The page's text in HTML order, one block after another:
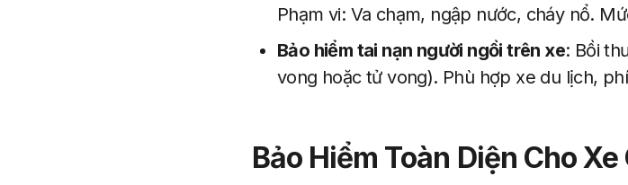
Phạm vi: Va chạm, ngập nước, cháy nổ.
Bảo hiểm tai nạn người ngồi trên xe: Bồi
vong hoặc tử vong). Phù hợp xe du lịch,
Bảo Hiểm Toàn Diện Cho Xe